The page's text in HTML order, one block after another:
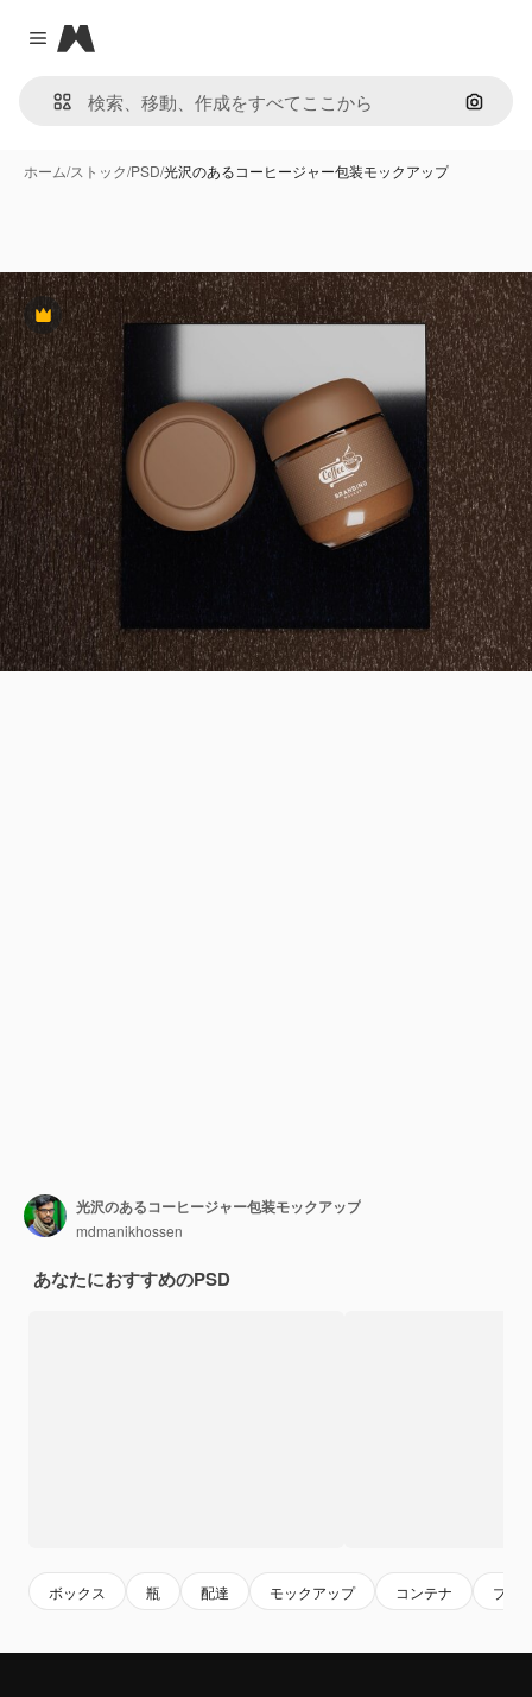
Close menu
Magnific
画像で
ホーム/ストック/PSD/光沢のあるコーヒージャー包装モックアップ
Premium
光沢のあるコーヒージャー包装モックアップ
mdmanikhossen
あなたにおすすめのPSD
ボックス 瓶 配達 モックアップ コンテナ プラ